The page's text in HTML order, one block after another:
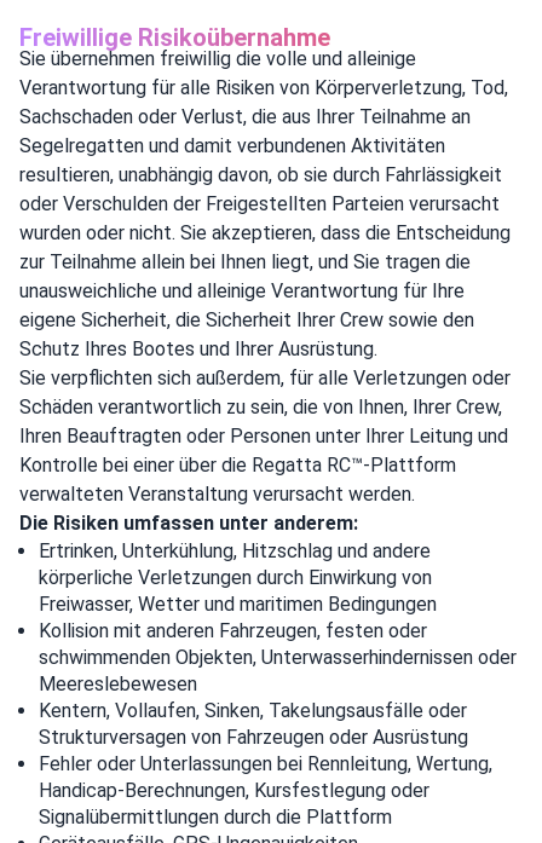
Freiwillige Risikoübernahme
Sie übernehmen freiwillig die volle und alleinige
Verantwortung für alle Risiken von Körperverletzung, Tod,
Sachschaden oder Verlust, die aus Ihrer Teilnahme an
Segelregatten und damit verbundenen Aktivitäten
resultieren, unabhängig davon, ob sie durch Fahrlässigkeit
oder Verschulden der Freigestellten Parteien verursacht
wurden oder nicht. Sie akzeptieren, dass die Entscheidung
zur Teilnahme allein bei Ihnen liegt, und Sie tragen die
unausweichliche und alleinige Verantwortung für Ihre
eigene Sicherheit, die Sicherheit Ihrer Crew sowie den
Schutz Ihres Bootes und Ihrer Ausrüstung.
Sie verpflichten sich außerdem, für alle Verletzungen oder
Schäden verantwortlich zu sein, die von Ihnen, Ihrer Crew,
Ihren Beauftragten oder Personen unter Ihrer Leitung und
Kontrolle bei einer über die Regatta RC™-Plattform
verwalteten Veranstaltung verursacht werden.
Die Risiken umfassen unter anderem:
Ertrinken, Unterkühlung, Hitzschlag und andere
körperliche Verletzungen durch Einwirkung von
Freiwasser, Wetter und maritimen Bedingungen
Kollision mit anderen Fahrzeugen, festen oder
schwimmenden Objekten, Unterwasserhindernissen oder
Meereslebewesen
Kentern, Vollaufen, Sinken, Takelungsausfälle oder
Strukturversagen von Fahrzeugen oder Ausrüstung
Fehler oder Unterlassungen bei Rennleitung, Wertung,
Handicap-Berechnungen, Kursfestlegung oder
Signalübermittlungen durch die Plattform